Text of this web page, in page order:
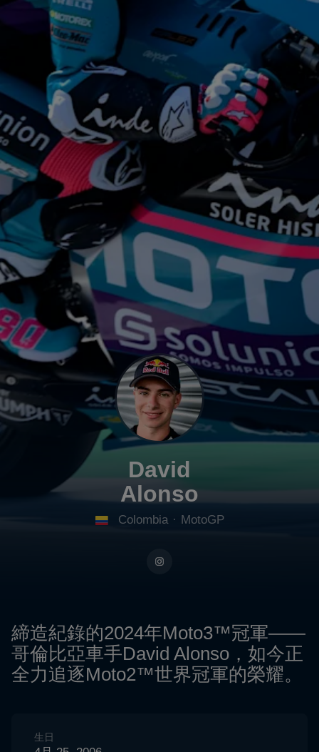
David
Alonso
Colombia · MotoGP
締造紀錄的2024年Moto3™冠軍——
哥倫比亞車手David Alonso，如今正
全力追逐Moto2™世界冠軍的榮耀。
生日